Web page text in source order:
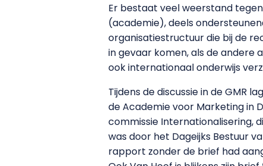
Er bestaat veel weerstand
(academie), deels
organisatiestructuur die bij de
in gevaar komen, als de
ook internationaal onderwijs
Tijdens de discussie in de GMR
de Academie voor Marketing in
commissie Internationalisering,
was door het Dageijks Bestuur
rapport zonder de brief had